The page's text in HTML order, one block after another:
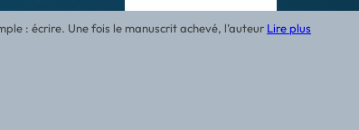
: écrire. Une fois le manuscrit achevé, l’auteur Lire plus